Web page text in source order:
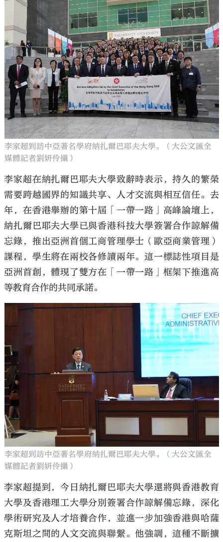
李家超到訪中亞著名學府納扎爾巴耶夫大學。（大公文匯全
媒體記者劉妍伶攝）
李家超在納扎爾巴耶夫大學致辭時表示，持久的繁榮
需要跨越國界的知識共享、人才交流與相互信任。去
年，在香港舉辦的第十屆「一帶一路」高峰論壇上，
納扎爾巴耶夫大學已與香港科技大學簽署合作諒解備
忘錄，推出亞洲首個工商管理學士（歐亞商業管理）
課程，學生將在兩校各修讀兩年。這一標誌性項目是
亞洲首創，體現了雙方在「一帶一路」框架下推進高
等教育合作的共同承諾。
李家超到訪中亞著名學府納扎爾巴耶夫大學。（大公文匯全
媒體記者劉妍伶攝）
李家超提到，今日納扎爾巴耶夫大學還將與香港教育
大學及香港理工大學分別簽署合作諒解備忘錄，深化
學術研究及人才培養合作，並進一步加強香港與哈薩
克斯坦之間的人文交流與聯繫。他強調，這種不斷擴